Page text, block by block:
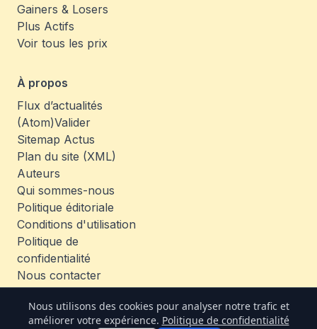
Nous utilisons des cookies pour analyser notre trafic et
améliorer votre expérience. Politique de confidentialité
Gainers & Losers
Plus Actifs
Voir tous les prix
À propos
Flux d’actualités
(Atom)Valider
Sitemap Actus
Plan du site (XML)
Auteurs
Qui sommes-nous
Politique éditoriale
Conditions d'utilisation
Politique de
confidentialité
Nous contacter
Emplois